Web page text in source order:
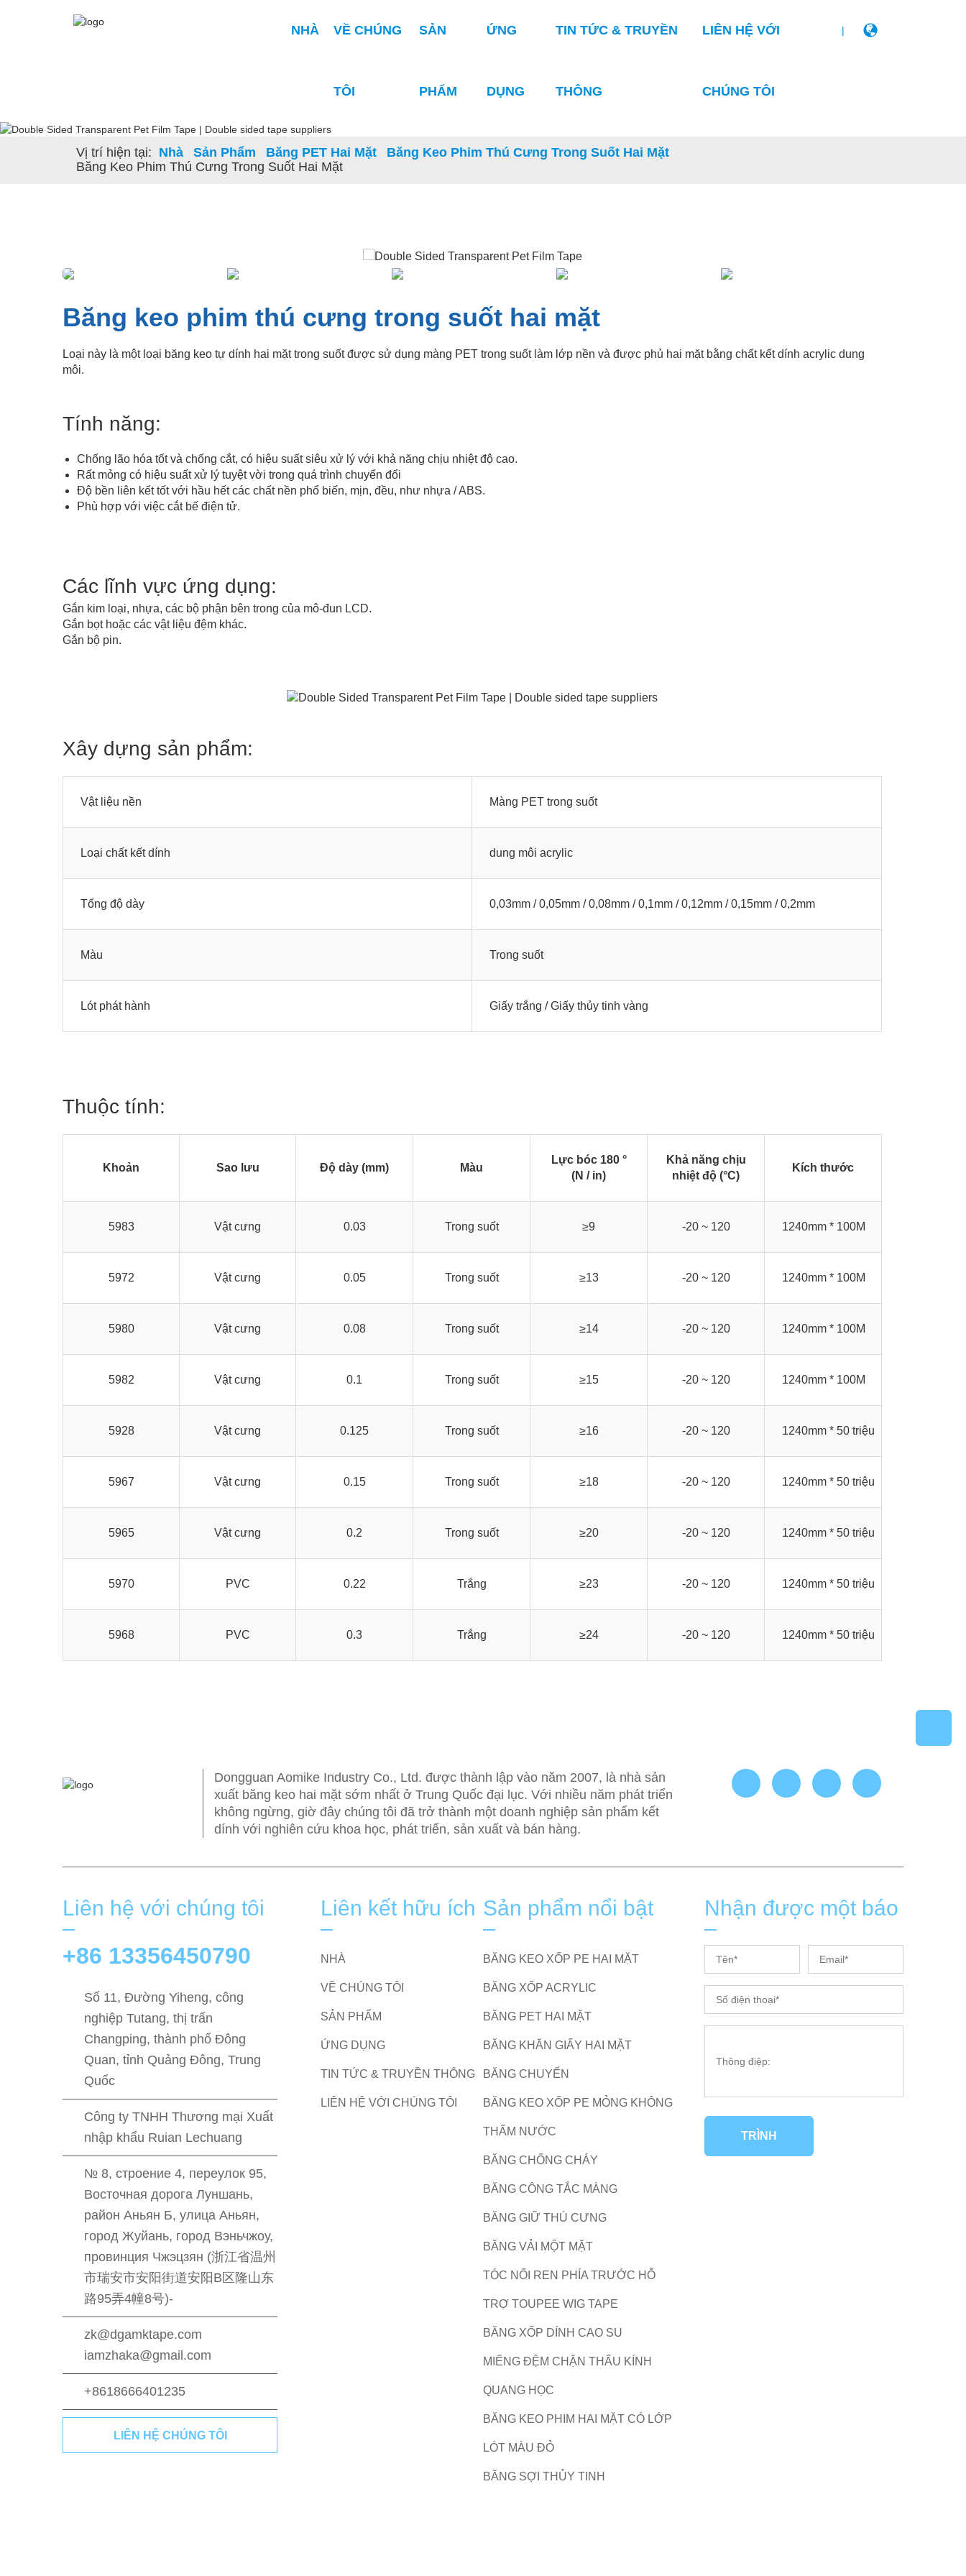
NHÀ VỀ CHÚNG
TÔI
SẢN
PHẨM
ỨNG
DỤNG
TIN TỨC & TRUYỀN
THÔNG
LIÊN HỆ VỚI
CHÚNG TÔI
|
Vị trí hiện tại: Nhà Sản Phẩm Băng PET Hai Mặt
Băng Keo Phim Thú Cưng Trong Suốt Hai Mặt
Băng Keo Phim Thú Cưng Trong Suốt Hai Mặt
Băng keo phim thú cưng trong suốt hai mặt
Loại này là một loại băng keo tự dính hai mặt trong suốt được sử dụng màng PET trong suốt làm lớp nền và được phủ hai mặt bằng chất kết dính acrylic dung
môi.
Tính năng:
Chống lão hóa tốt và chống cắt, có hiệu suất siêu xử lý với khả năng chịu nhiệt độ cao.
Rất mỏng có hiệu suất xử lý tuyệt vời trong quá trình chuyển đổi
Độ bền liên kết tốt với hầu hết các chất nền phổ biến, mịn, đều, như nhựa / ABS.
Phù hợp với việc cắt bế điện tử.
Các lĩnh vực ứng dụng:
Gắn kim loại, nhựa, các bộ phận bên trong của mô-đun LCD.
Gắn bọt hoặc các vật liệu đệm khác.
Gắn bộ pin.
Xây dựng sản phẩm:
Vật liệu nền Màng PET trong suốt
Loại chất kết dính dung môi acrylic
Tổng độ dày 0,03mm / 0,05mm / 0,08mm / 0,1mm / 0,12mm / 0,15mm / 0,2mm
Màu Trong suốt
Lót phát hành Giấy trắng / Giấy thủy tinh vàng
Thuộc tính:
Khoản Sao lưu Độ dày (mm) Màu
Lực bóc 180 °
(N / in)
Khả năng chịu
nhiệt độ (°C)
Kích thước
5983 Vật cưng 0.03 Trong suốt ≥9 -20 ~ 120 1240mm * 100M
5972 Vật cưng 0.05 Trong suốt ≥13 -20 ~ 120 1240mm * 100M
5980 Vật cưng 0.08 Trong suốt ≥14 -20 ~ 120 1240mm * 100M
5982 Vật cưng 0.1 Trong suốt ≥15 -20 ~ 120 1240mm * 100M
5928 Vật cưng 0.125 Trong suốt ≥16 -20 ~ 120 1240mm * 50 triệu
5967 Vật cưng 0.15 Trong suốt ≥18 -20 ~ 120 1240mm * 50 triệu
5965 Vật cưng 0.2 Trong suốt ≥20 -20 ~ 120 1240mm * 50 triệu
5970 PVC 0.22 Trắng ≥23 -20 ~ 120 1240mm * 50 triệu
5968 PVC 0.3 Trắng ≥24 -20 ~ 120 1240mm * 50 triệu
Dongguan Aomike Industry Co., Ltd. được thành lập vào năm 2007, là nhà sản
xuất băng keo hai mặt sớm nhất ở Trung Quốc đại lục. Với nhiều năm phát triển
không ngừng, giờ đây chúng tôi đã trở thành một doanh nghiệp sản phẩm kết
dính với nghiên cứu khoa học, phát triển, sản xuất và bán hàng.
Liên hệ với chúng tôi
+86 13356450790
Số 11, Đường Yiheng, công
nghiệp Tutang, thị trấn
Changping, thành phố Đông
Quan, tỉnh Quảng Đông, Trung
Quốc
Công ty TNHH Thương mại Xuất
nhập khẩu Ruian Lechuang
№ 8, строение 4, переулок 95,
Восточная дорога Луншань,
район Аньян Б, улица Аньян,
город Жуйань, город Вэньчжоу,
провинция Чжэцзян (浙江省温州
市瑞安市安阳街道安阳B区隆山东
路95弄4幢8号)-
zk@dgamktape.com
iamzhaka@gmail.com
+8618666401235
LIÊN HỆ CHÚNG TÔI
Liên kết hữu ích
NHÀ
VỀ CHÚNG TÔI
SẢN PHẨM
ỨNG DỤNG
TIN TỨC & TRUYỀN THÔNG
LIÊN HỆ VỚI CHÚNG TÔI
Sản phẩm nổi bật
BĂNG KEO XỐP PE HAI MẶT
BĂNG XỐP ACRYLIC
BĂNG PET HAI MẶT
BĂNG KHĂN GIẤY HAI MẶT
BĂNG CHUYỂN
BĂNG KEO XỐP PE MỎNG KHÔNG
THẤM NƯỚC
BĂNG CHỐNG CHÁY
BĂNG CÔNG TẮC MÀNG
BĂNG GIỮ THÚ CƯNG
BĂNG VẢI MỘT MẶT
TÓC NỐI REN PHÍA TRƯỚC HỖ
TRỢ TOUPEE WIG TAPE
BĂNG XỐP DÍNH CAO SU
MIẾNG ĐỆM CHẶN THẤU KÍNH
QUANG HỌC
BĂNG KEO PHIM HAI MẶT CÓ LỚP
LÓT MÀU ĐỎ
BĂNG SỢI THỦY TINH
Nhận được một báo
TRÌNH